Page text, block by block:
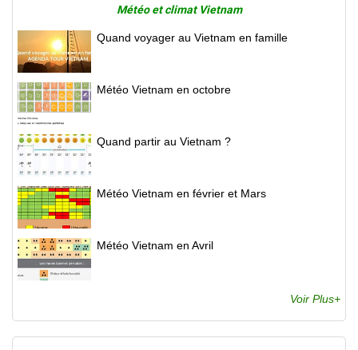
Météo et climat Vietnam
Quand voyager au Vietnam en famille
Météo Vietnam en octobre
Quand partir au Vietnam ?
Météo Vietnam en février et Mars
Météo Vietnam en Avril
Voir Plus+